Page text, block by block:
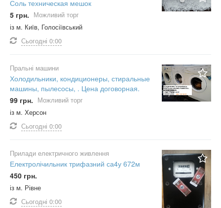
Соль техническая мешок
5 грн. Можливий торг
із м. Київ, Голосіївський
Сьогодні 0:00
7
Пральні машини
Холодильники, кондиционеры, стиральные
машины, пылесосы, . Цена договорная.
99 грн. Можливий торг
із м. Херсон
Сьогодні 0:00
Прилади електричного живлення
Електролічильник трифазний са4у 672м
450 грн.
із м. Рівне
Сьогодні 0:00